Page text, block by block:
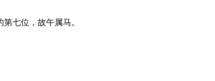
七位，故午属马。